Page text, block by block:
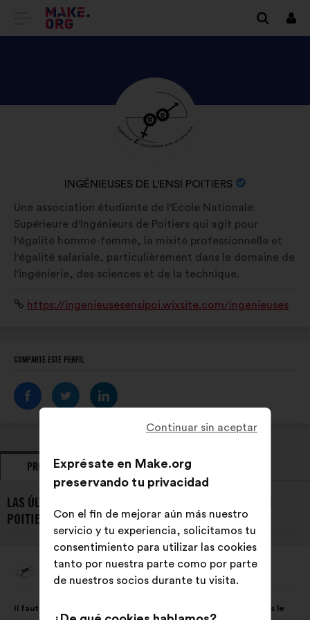
IR
PÁGINA
DE
MAKE.ORG
DESCUBRE
DE
L'ENSI
POITIERS
NOMBRE
DE
LA
ORGANIZACIÓN:
INGÉNIEUSES DE L'ENSI POITIERS
Biografía:
Une association étudiante de l'Ecole Nationale
Supérieure d'Ingénieurs de Poitiers qui agit pour
l'égalité homme-femme, la mixité professionnelle et
l'égalité salariale, particulièrement dans le domaine de
l'ingénierie, des sciences et de la technique.
Sitiohttps://ingenieusesensipoi.wixsite.com/ingenieuses
COMPARTE ESTE PERFIL
PROPUESTAS POSICIONAMIENTOS
LAS ÚLTIMAS PROPUESTAS DE INGÉNIEUSES DE L'ENSI
POITIERS:
PropuestaIngénieuses De L'ENSI Poitiers
de
Il faut éduquer les filles et les garçons à l'égalité des sexes dès le
el
Continuar sin aceptar
Exprésate en Make.org
preservando tu privacidad
Con el fin de mejorar aún más nuestro
servicio y tu experiencia, solicitamos tu
consentimiento para utilizar las cookies
tanto por nuestra parte como por parte
de nuestros socios durante tu visita.